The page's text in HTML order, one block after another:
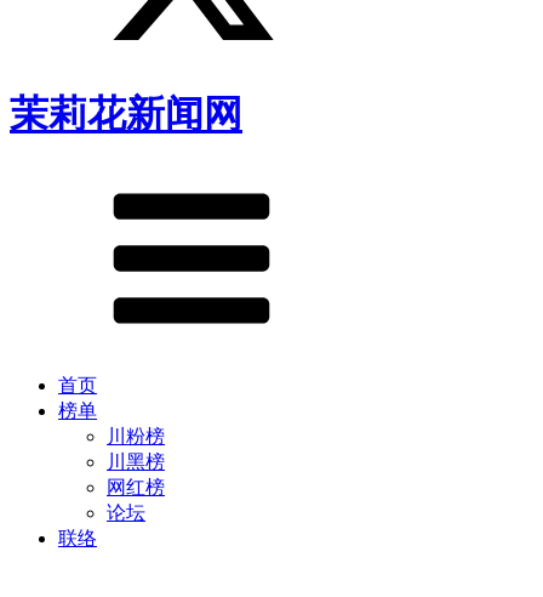
茉莉花新闻网
首页
榜单
川粉榜
川黑榜
网红榜
论坛
联络